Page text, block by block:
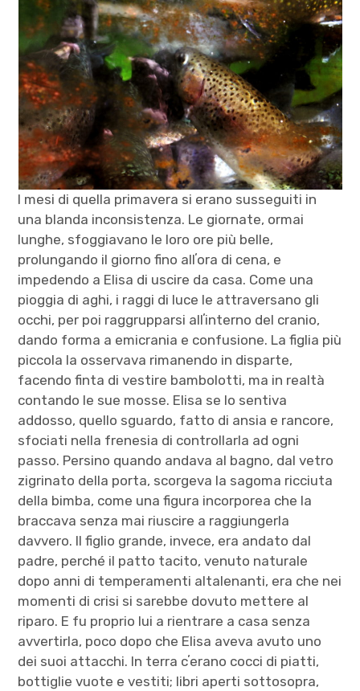
I mesi di quella primavera si erano susseguiti in
una blanda inconsistenza. Le giornate, ormai
lunghe, sfoggiavano le loro ore più belle,
prolungando il giorno fino allʼora di cena, e
impedendo a Elisa di uscire da casa. Come una
pioggia di aghi, i raggi di luce le attraversano gli
occhi, per poi raggrupparsi allʼinterno del cranio,
dando forma a emicrania e confusione. La figlia più
piccola la osservava rimanendo in disparte,
facendo finta di vestire bambolotti, ma in realtà
contando le sue mosse. Elisa se lo sentiva
addosso, quello sguardo, fatto di ansia e rancore,
sfociati nella frenesia di controllarla ad ogni
passo. Persino quando andava al bagno, dal vetro
zigrinato della porta, scorgeva la sagoma ricciuta
della bimba, come una figura incorporea che la
braccava senza mai riuscire a raggiungerla
davvero. Il figlio grande, invece, era andato dal
padre, perché il patto tacito, venuto naturale
dopo anni di temperamenti altalenanti, era che nei
momenti di crisi si sarebbe dovuto mettere al
riparo. E fu proprio lui a rientrare a casa senza
avvertirla, poco dopo che Elisa aveva avuto uno
dei suoi attacchi. In terra cʼerano cocci di piatti,
bottiglie vuote e vestiti; libri aperti sottosopra,